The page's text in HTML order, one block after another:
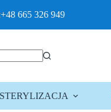
665 326 949